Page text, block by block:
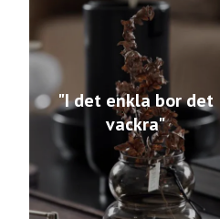
"I det enkla bor det
vackra"